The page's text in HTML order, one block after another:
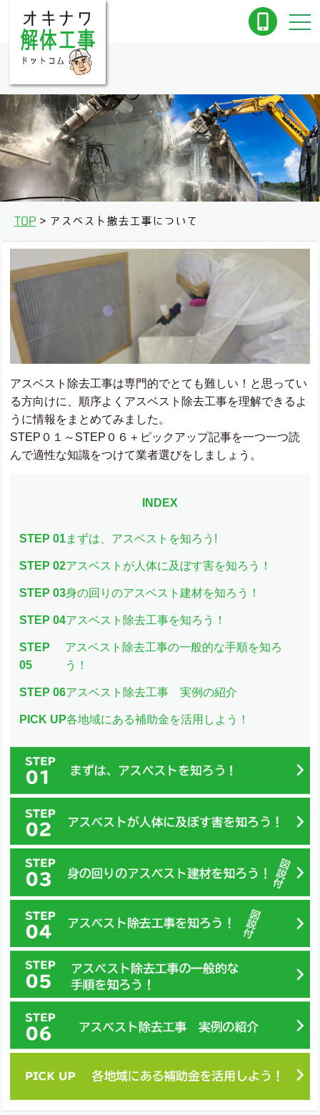
TOP アスベスト撤去工事について
アスベスト除去工事は専門的でとても難しい！と思ってい
る方向けに、順序よくアスベスト除去工事を理解できるよ
うに情報をまとめてみました。
STEP０１～STEP０６＋ピックアップ記事を一つ一つ読
んで適性な知識をつけて業者選びをしましょう。
INDEX
STEP 01まずは、アスベストを知ろう!
STEP 02アスベストが人体に及ぼす害を知ろう！
STEP 03身の回りのアスベスト建材を知ろう！
STEP 04アスベスト除去工事を知ろう！
STEP
05
アスベスト除去工事の一般的な手順を知ろ
う！
STEP 06アスベスト除去工事 実例の紹介
PICK UP各地域にある補助金を活用しよう！